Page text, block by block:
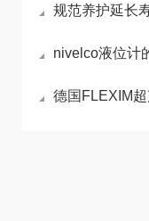
规范养护延长寿命
nivelco液位计
德国FLEXIM超声波流